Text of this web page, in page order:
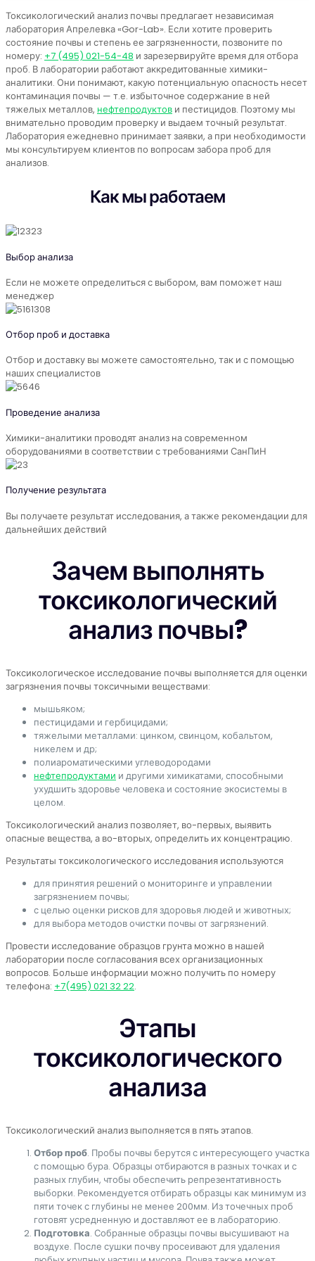
Токсикологический анализ почвы предлагает независимая
лаборатория Апрелевка «Gor-Lab». Если хотите проверить
состояние почвы и степень ее загрязненности, позвоните по
номеру: +7 (495) 021-54-48 и зарезервируйте время для отбора
проб. В лаборатории работают аккредитованные химики-
аналитики. Они понимают, какую потенциальную опасность несет
контаминация почвы — т.е. избыточное содержание в ней
тяжелых металлов, нефтепродуктов и пестицидов. Поэтому мы
внимательно проводим проверку и выдаем точный результат.
Лаборатория ежедневно принимает заявки, а при необходимости
мы консультируем клиентов по вопросам забора проб для
анализов.
Как мы работаем
Выбор анализа
Если не можете определиться с выбором, вам поможет наш
менеджер
Отбор проб и доставка
Отбор и доставку вы можете самостоятельно, так и с помощью
наших специалистов
Проведение анализа
Химики-аналитики проводят анализ на современном
оборудованиями в соответствии с требованиями СанПиН
Получение результата
Вы получаете результат исследования, а также рекомендации для
дальнейших действий
Зачем выполнять
токсикологический
анализ почвы?
Токсикологическое исследование почвы выполняется для оценки
загрязнения почвы токсичными веществами:
мышьяком;
пестицидами и гербицидами;
тяжелыми металлами: цинком, свинцом, кобальтом,
никелем и др;
полиароматическими углеводородами
нефтепродуктами и другими химикатами, способными
ухудшить здоровье человека и состояние экосистемы в
целом.
Токсикологический анализ позволяет, во-первых, выявить
опасные вещества, а во-вторых, определить их концентрацию.
Результаты токсикологического исследования используются
для принятия решений о мониторинге и управлении
загрязнением почвы;
с целью оценки рисков для здоровья людей и животных;
для выбора методов очистки почвы от загрязнений.
Провести исследование образцов грунта можно в нашей
лаборатории после согласования всех организационных
вопросов. Больше информации можно получить по номеру
телефона: +7(495) 021 32 22.
Этапы
токсикологического
анализа
Токсикологический анализ выполняется в пять этапов.
Отбор проб. Пробы почвы берутся с интересующего участка
с помощью бура. Образцы отбираются в разных точках и с
разных глубин, чтобы обеспечить репрезентативность
выборки. Рекомендуется отбирать образцы как минимум из
пяти точек с глубины не менее 200мм. Из точечных проб
готовят усредненную и доставляют ее в лабораторию.
Подготовка. Собранные образцы почвы высушивают на
воздухе. После сушки почву просеивают для удаления